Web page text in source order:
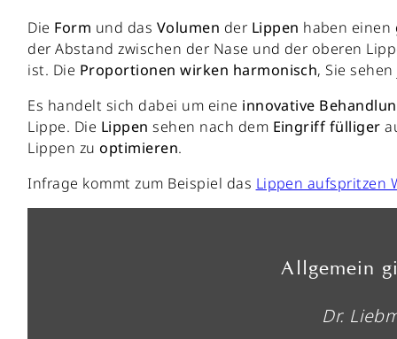
Die Form und das Volumen der Lippen haben einen
der Abstand zwischen der Nase und der oberen
ist. Die Proportionen wirken harmonisch, Sie
Es handelt sich dabei um eine innovative
Lippe. Die Lippen sehen nach dem Eingriff fülliger
Lippen zu optimieren.
Infrage kommt zum Beispiel das Lippen aufspritzen
Allgemein
Dr.